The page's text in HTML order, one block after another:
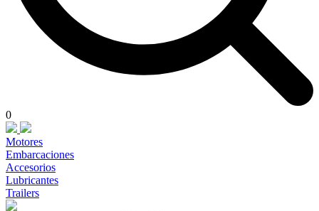
0
Motores
Embarcaciones
Accesorios
Lubricantes
Trailers